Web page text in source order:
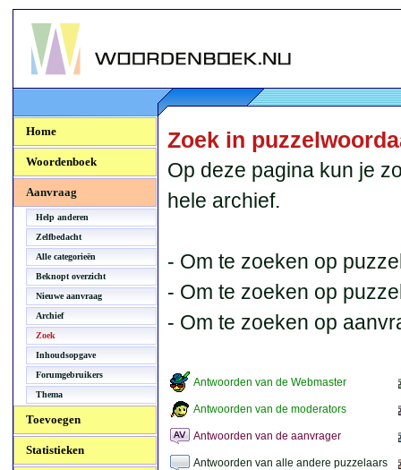
Woordenboek.NU
Home
Woordenboek
Aanvraag
Help anderen
Zelfbedacht
Alle categorieën
Beknopt overzicht
Nieuwe aanvraag
Archief
Zoek
Inhoudsopgave
Forumgebruikers
Thema
Toevoegen
Statistieken
Zoek in
Op deze pagina kun je
hele archief.
- Om te zoeken op
- Om te zoeken op
- Om te zoeken op
Antwoorden van de Webmaster
Antwoorden van de moderators
Antwoorden van de aanvrager
Antwoorden van alle andere puzzelaars